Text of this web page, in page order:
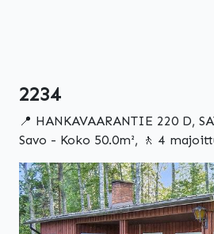
2234
📍 HANKAVAARANTIE 220 D,
Savo - Koko 50.0m², 🚶 4